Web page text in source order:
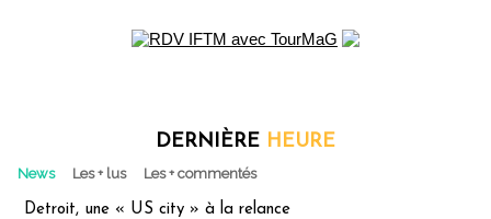
DERNIÈRE HEURE
News Les + lus Les + commentés
Detroit, une « US city » à la relance